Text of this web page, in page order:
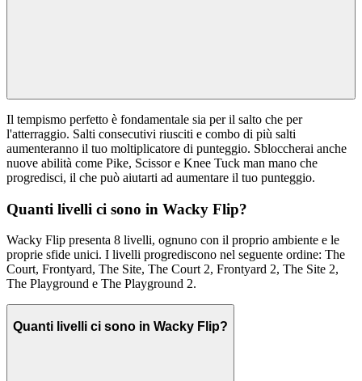
Il tempismo perfetto è fondamentale sia per il salto che per
l'atterraggio. Salti consecutivi riusciti e combo di più salti
aumenteranno il tuo moltiplicatore di punteggio. Sbloccherai anche
nuove abilità come Pike, Scissor e Knee Tuck man mano che
progredisci, il che può aiutarti ad aumentare il tuo punteggio.
Quanti livelli ci sono in Wacky Flip?
Wacky Flip presenta 8 livelli, ognuno con il proprio ambiente e le
proprie sfide unici. I livelli progrediscono nel seguente ordine: The
Court, Frontyard, The Site, The Court 2, Frontyard 2, The Site 2,
The Playground e The Playground 2.
Quanti livelli ci sono in Wacky Flip?